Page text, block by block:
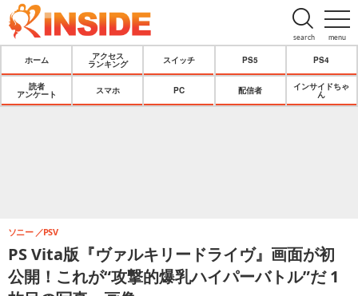
menu
search
ホーム
アクセス
ランキング
スイッチ PS5 PS4
読者
アンケート
スマホ PC 配信者
インサイドちゃ
ん
PS Vita版『ヴァルキリードライヴ』画面が初
公開！これが“攻撃的爆乳ハイパーバトル”だ 1
ソニー PSV